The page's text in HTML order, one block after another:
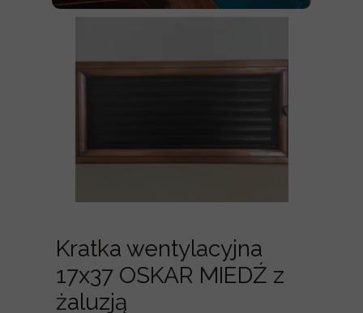
Kratka wentylacyjna
17x37 OSKAR MIEDŹ z
żaluzją